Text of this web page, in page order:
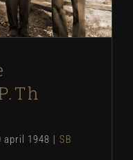
april 1948 | SB